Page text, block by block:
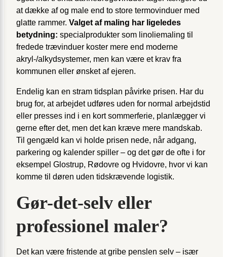
at dække af og male end to store termovinduer med
glatte rammer. Valget af maling har ligeledes
betydning: specialprodukter som linoliemaling til
fredede trævinduer koster mere end moderne
akryl-/alkydsystemer, men kan være et krav fra
kommunen eller ønsket af ejeren.
Endelig kan en stram tidsplan påvirke prisen. Har du
brug for, at arbejdet udføres uden for normal arbejdstid
eller presses ind i en kort sommerferie, planlægger vi
gerne efter det, men det kan kræve mere mandskab.
Til gengæld kan vi holde prisen nede, når adgang,
parkering og kalender spiller – og det gør de ofte i for
eksempel Glostrup, Rødovre og Hvidovre, hvor vi kan
komme til døren uden tidskrævende logistik.
Gør-det-selv eller
professionel maler?
Det kan være fristende at gribe penslen selv – især